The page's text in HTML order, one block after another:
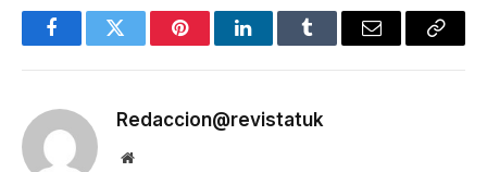
FacebookTwitter PinterestLinkedInTumblr Email
Copy
Redaccion@revistatuk
Website